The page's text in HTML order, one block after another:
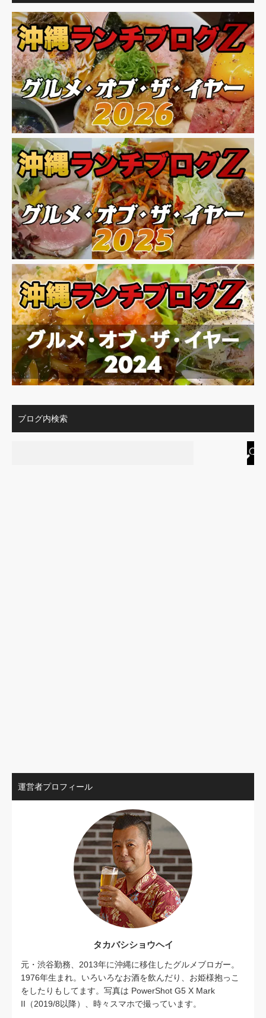
ブログ内検索
運営者プロフィール
タカバシショウヘイ
元・渋谷勤務、2013年に沖縄に移住したグルメブロガー。
1976年生まれ。いろいろなお酒を飲んだり、お姫様抱っこ
をしたりもしてます。写真は PowerShot G5 X Mark
II（2019/8以降）、時々スマホで撮っています。